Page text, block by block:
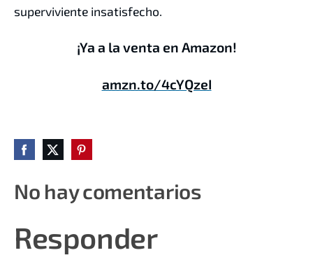
superviviente insatisfecho.
¡Ya a la venta en Amazon!
amzn.to/4cYQzeI
No hay comentarios
Responder